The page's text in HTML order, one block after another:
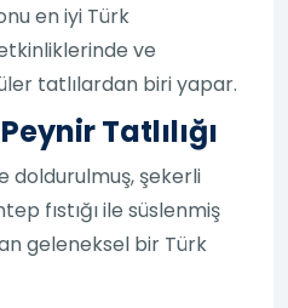
en iyi Türk
ve
tatlılardan biri yapar.
Tatlılığı
doldurulmuş, şekerli
fıstığı ile süslenmiş
geleneksel bir Türk